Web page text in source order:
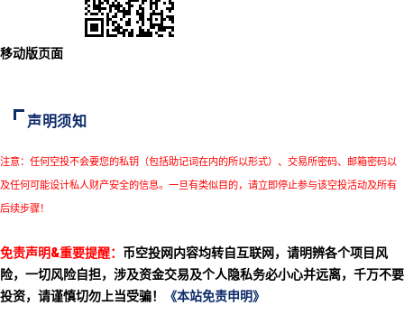
移动版页面
声明须知
注意：任何空投不会要您的私钥（包括助记词在内的所以形式）、交易所密码、邮箱密码以
及任何可能设计私人财产安全的信息。一旦有类似目的，请立即停止参与该空投活动及所有
后续步骤！
免责声明&重要提醒： 币空投网内容均转自互联网，请明辨各个项目风
险，一切风险自担，涉及资金交易及个人隐私务必小心并远离，千万不要
投资，请谨慎切勿上当受骗！
《本站免责申明》